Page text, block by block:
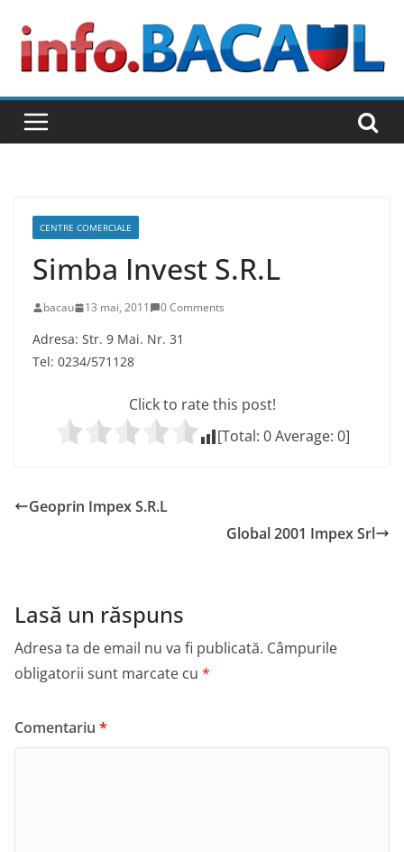
content
CENTRE COMERCIALE
Simba Invest S.R.L
bacau 13 mai, 2011 0 Comments
Adresa: Str. 9 Mai. Nr. 31
Tel: 0234/571128
Click to rate this post!
[Total: 0Average: 0]
Geoprin Impex S.R.L
Global 2001 Impex Srl
Lasă un răspuns
Adresa ta de email nu va fi publicată. Câmpurile
obligatorii sunt marcate cu *
Comentariu *